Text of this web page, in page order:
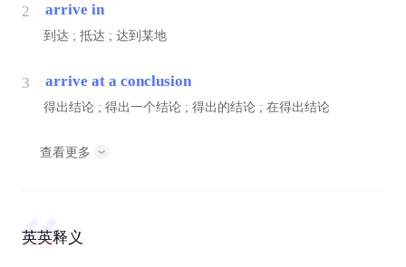
2 arrive in
到达 ; 抵达 ; 达到某地
3 arrive at a conclusion
得出结论 ; 得出一个结论 ; 得出的结论 ; 在得出结论
查看更多
英英释义